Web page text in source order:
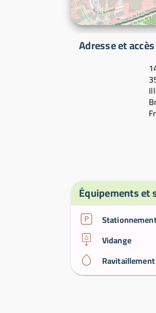
Adresse et accès
Équipements et
Vidange